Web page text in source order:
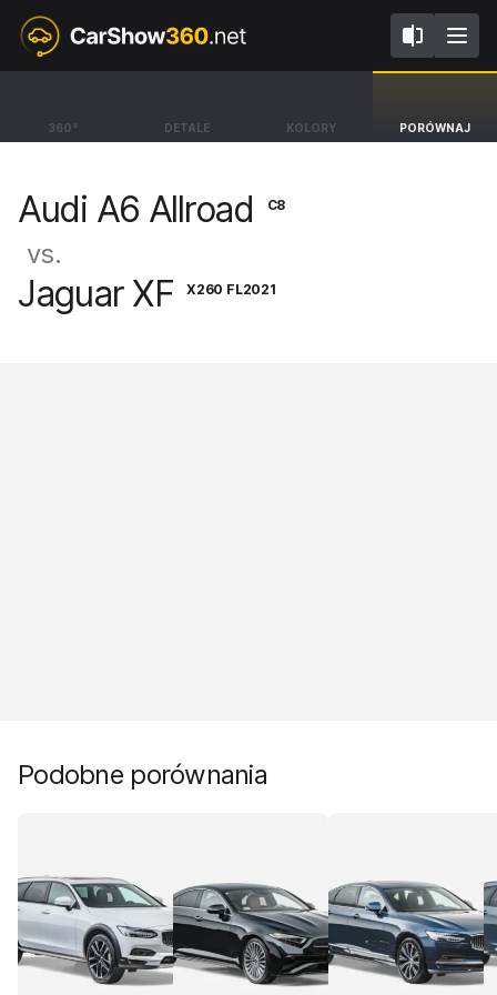
360° DETALE KOLORY PORÓWNAJ
Audi A6 Allroad Jaguar XF
Audi A6 Allroad C8
vs.
Jaguar XF X260 FL2021
Podobne porównania